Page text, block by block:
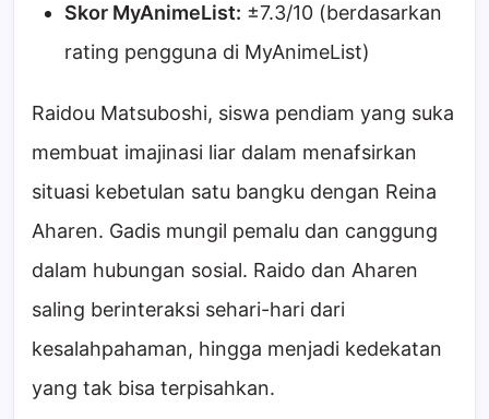
Skor MyAnimeList: ±7.3/10 (berdasarkan
rating pengguna di MyAnimeList)
Raidou Matsuboshi, siswa pendiam yang suka
membuat imajinasi liar dalam menafsirkan
situasi kebetulan satu bangku dengan Reina
Aharen. Gadis mungil pemalu dan canggung
dalam hubungan sosial. Raido dan Aharen
saling berinteraksi sehari-hari dari
kesalahpahaman, hingga menjadi kedekatan
yang tak bisa terpisahkan.